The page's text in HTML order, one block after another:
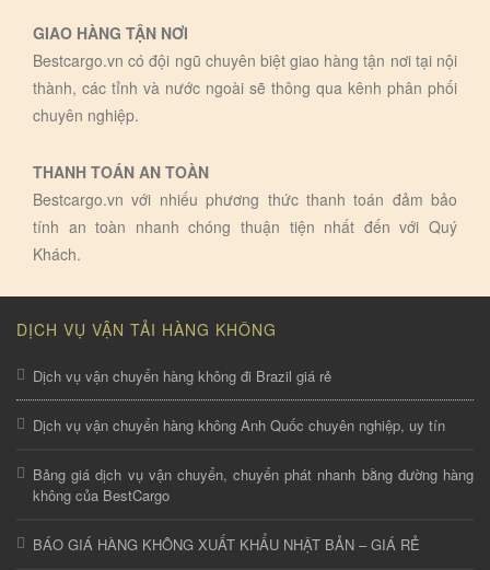
GIAO HÀNG TẬN NƠI
Bestcargo.vn có đội ngũ chuyên biệt giao hàng tận nơi tại nội
thành, các tỉnh và nước ngoài sẽ thông qua kênh phân phối
chuyên nghiệp.
THANH TOÁN AN TOÀN
Bestcargo.vn với nhiếu phương thức thanh toán đảm bảo
tính an toàn nhanh chóng thuận tiện nhất đến với Quý
Khách.
DỊCH VỤ VẬN TẢI HÀNG KHÔNG
Dịch vụ vận chuyển hàng không đi Brazil giá rẻ
Dịch vụ vận chuyển hàng không Anh Quốc chuyên nghiệp, uy tín
Bảng giá dịch vụ vận chuyển, chuyển phát nhanh bằng đường hàng
không của BestCargo
BÁO GIÁ HÀNG KHÔNG XUẤT KHẨU NHẬT BẢN – GIÁ RẺ